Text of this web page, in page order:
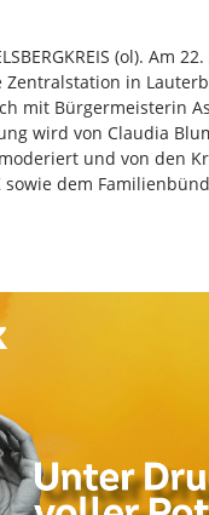
(ol). Am
Zentralstation in
mit Bürgermeisterin
wird von Claudia
und von den
sowie dem